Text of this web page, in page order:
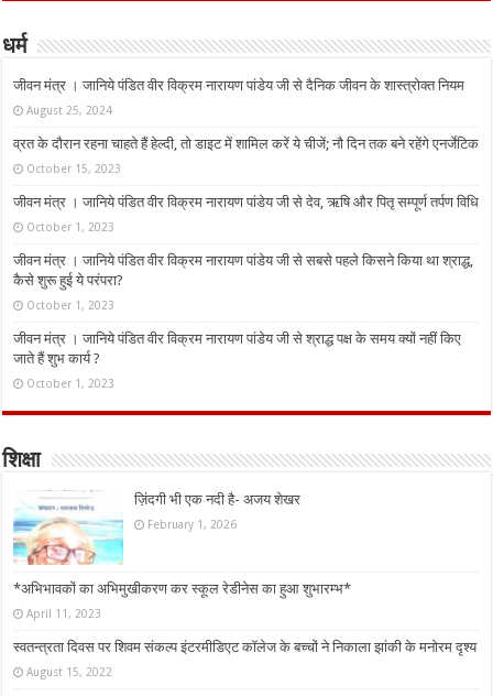
धर्म
जीवन मंत्र । जानिये पंडित वीर विक्रम नारायण पांडेय जी से दैनिक जीवन के शास्त्रोक्त नियम
August 25, 2024
व्रत के दौरान रहना चाहते हैं हेल्दी, तो डाइट में शामिल करें ये चीजें; नौ दिन तक बने रहेंगे एनर्जेटिक
October 15, 2023
जीवन मंत्र । जानिये पंडित वीर विक्रम नारायण पांडेय जी से देव, ऋषि और पितृ सम्पूर्ण तर्पण विधि
October 1, 2023
जीवन मंत्र । जानिये पंडित वीर विक्रम नारायण पांडेय जी से सबसे पहले किसने किया था श्राद्ध,
कैसे शुरू हुई ये परंपरा?
October 1, 2023
जीवन मंत्र । जानिये पंडित वीर विक्रम नारायण पांडेय जी से श्राद्ध पक्ष के समय क्यों नहीं किए
जाते हैं शुभ कार्य ?
October 1, 2023
शिक्षा
ज़िंदगी भी एक नदी है- अजय शेखर
February 1, 2026
*अभिभावकों का अभिमुखीकरण कर स्कूल रेडीनेस का हुआ शुभारम्भ*
April 11, 2023
स्वतन्त्रता दिवस पर शिवम संकल्प इंटरमीडिएट कॉलेज के बच्चों ने निकाला झांकी के मनोरम दृश्य
August 15, 2022